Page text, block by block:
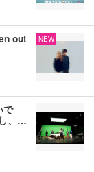
out
NEW
で
、…